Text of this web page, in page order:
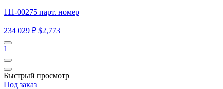
111-00275 парт. номер
234 029 ₽ $2,773
1
Быстрый просмотр
Под заказ